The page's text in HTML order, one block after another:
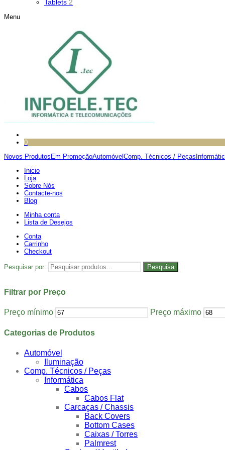
Tablets 2
Menu
0
Novos Produtos Em PromoçãoAutomóvel Comp. Técnicos / Peças
Inicio
Loja
Sobre Nós
Contacte-nos
Blog
Minha conta
Lista de Desejos
Conta
Carrinho
Checkout
Pesquisar por: Pesquisa
Filtrar por Preço
Preço mínimo Preço máximo
Categorias de Produtos
Automóvel
Iluminação
Comp. Técnicos / Peças
Informática
Cabos
Cabos Flat
Carcaças / Chassis
Back Covers
Bottom Cases
Caixas / Torres
Palmrest